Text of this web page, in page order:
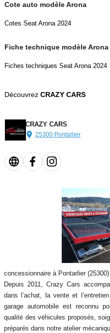
Cote auto modèle Arona
Cotes Seat Arona 2024
Fiche technique modèle Arona
Fiches techniques Seat Arona 2024
Découvrez CRAZY CARS
CRAZY CARS
25300 Pontarlier
concessionnaire à Pontarlier (25300)
Depuis 2011, Crazy Cars
dans l’achat, la vente et
garage automobile est reconnu
qualité des véhicules proposés,
préparés dans notre atelier